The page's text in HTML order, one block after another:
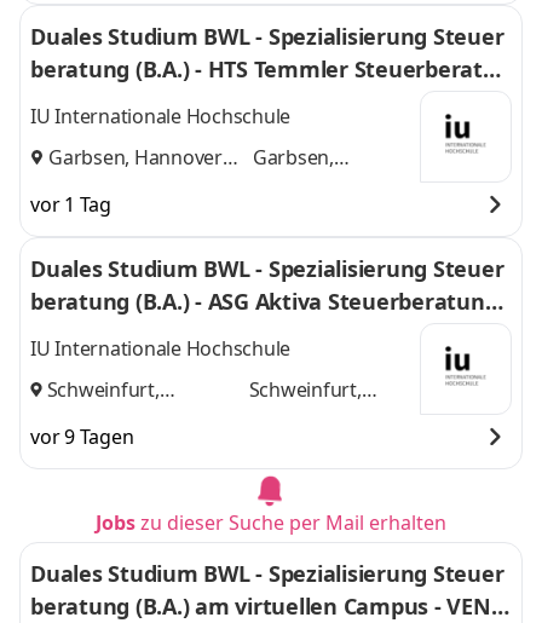
Duales Studium BWL - Spezialisierung Steuer
beratung (B.A.) - HTS Temmler Steuerberatun
gsgesellschaften mbH
IU Internationale Hochschule
Garbsen, Hannover
Garbsen,
vor 1 Tag
Duales Studium BWL - Spezialisierung Steuer
beratung (B.A.) - ASG Aktiva Steuerberatungs
gesellschaft mbH
IU Internationale Hochschule
Schweinfurt,
Schweinfurt,
vor 9 Tagen
Jobszu dieser Suche per Mail erhalten
Duales Studium BWL - Spezialisierung Steuer
beratung (B.A.) am virtuellen Campus - VENT